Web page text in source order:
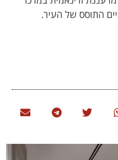
התוסס של העיר.